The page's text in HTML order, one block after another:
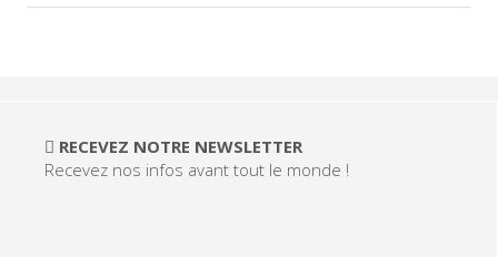
RECEVEZ NOTRE NEWSLETTER
Recevez nos infos avant tout le monde !